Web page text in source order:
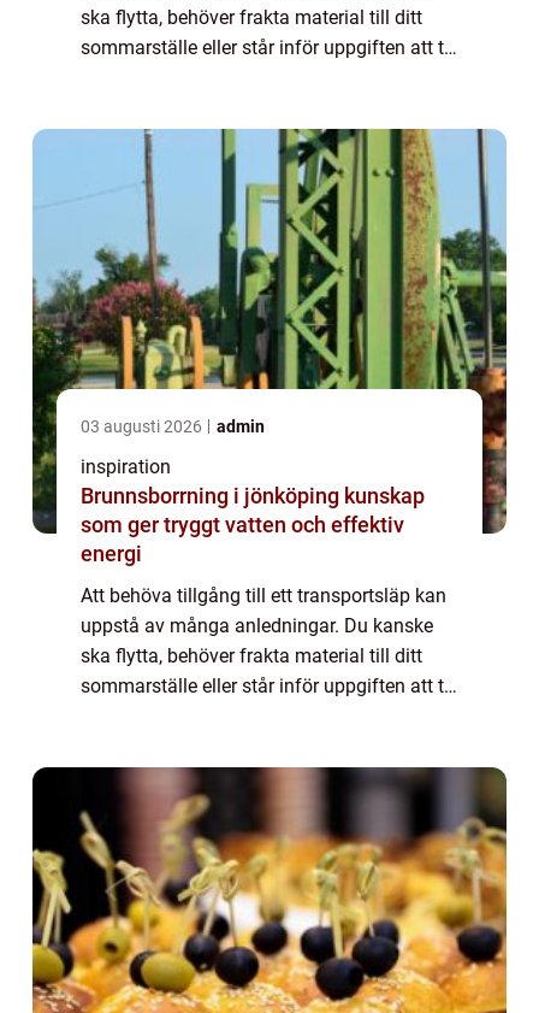
ska flytta, behöver frakta material till ditt
sommarställe eller står inför uppgiften att ta
03 augusti 2026 admin
inspiration
Brunnsborrning i jönköping kunskap
som ger tryggt vatten och effektiv
energi
Att behöva tillgång till ett transportsläp kan
uppstå av många anledningar. Du kanske
ska flytta, behöver frakta material till ditt
sommarställe eller står inför uppgiften att ta